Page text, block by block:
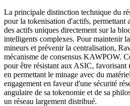
La principale distinction technique du
pour la tokenisation d'actifs, permettant
des actifs uniques directement sur la
intelligents complexes. Pour maintenir
mineurs et prévenir la centralisation,
mécanisme de consensus KAWPOW.
pour être résistant aux ASIC, favorisant
en permettant le minage avec du
engagement en faveur d'une sécurité
angulaire de sa tokenomie et de sa
un réseau largement distribué.